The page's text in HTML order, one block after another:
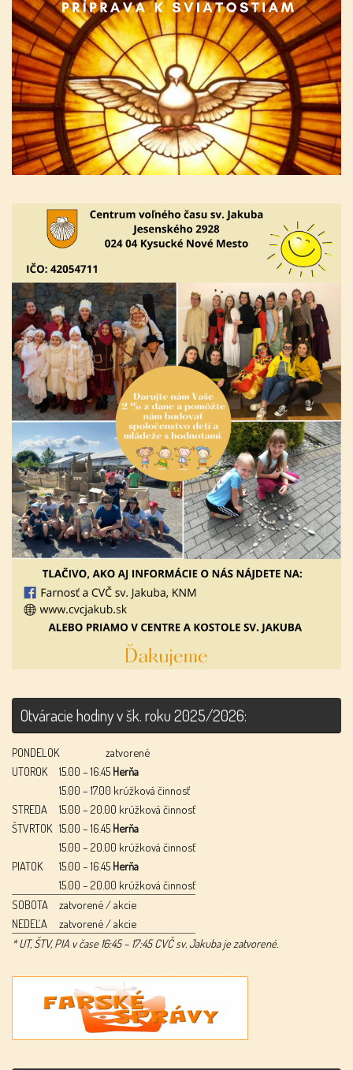
Otváracie hodiny v šk. roku 2025/2026:
PONDELOK
zatvorené
UTOROK
15.00 – 16.45 Herňa
15.00 – 17.00 krúžková činnosť
STREDA
15.00 – 20.00 krúžková činnosť
ŠTVRTOK 15.00 – 16.45 Herňa
15.00 – 20.00 krúžková činnosť
PIATOK
15.00 – 16.45 Herňa
15.00 – 20.00 krúžková činnosť
SOBOTA
zatvorené / akcie
NEDEĽA
zatvorené / akcie
* UT, ŠTV, PIA v čase 16:45 – 17:45 CVČ sv. Jakuba je zatvorené.